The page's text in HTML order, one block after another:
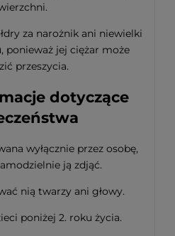
za narożnik ani niewielki
ponieważ jej ciężar może
przeszycia.
dotyczące
wyłącznie przez osobę,
ją zdjąć.
nią twarzy ani głowy.
poniżej 2. roku życia.